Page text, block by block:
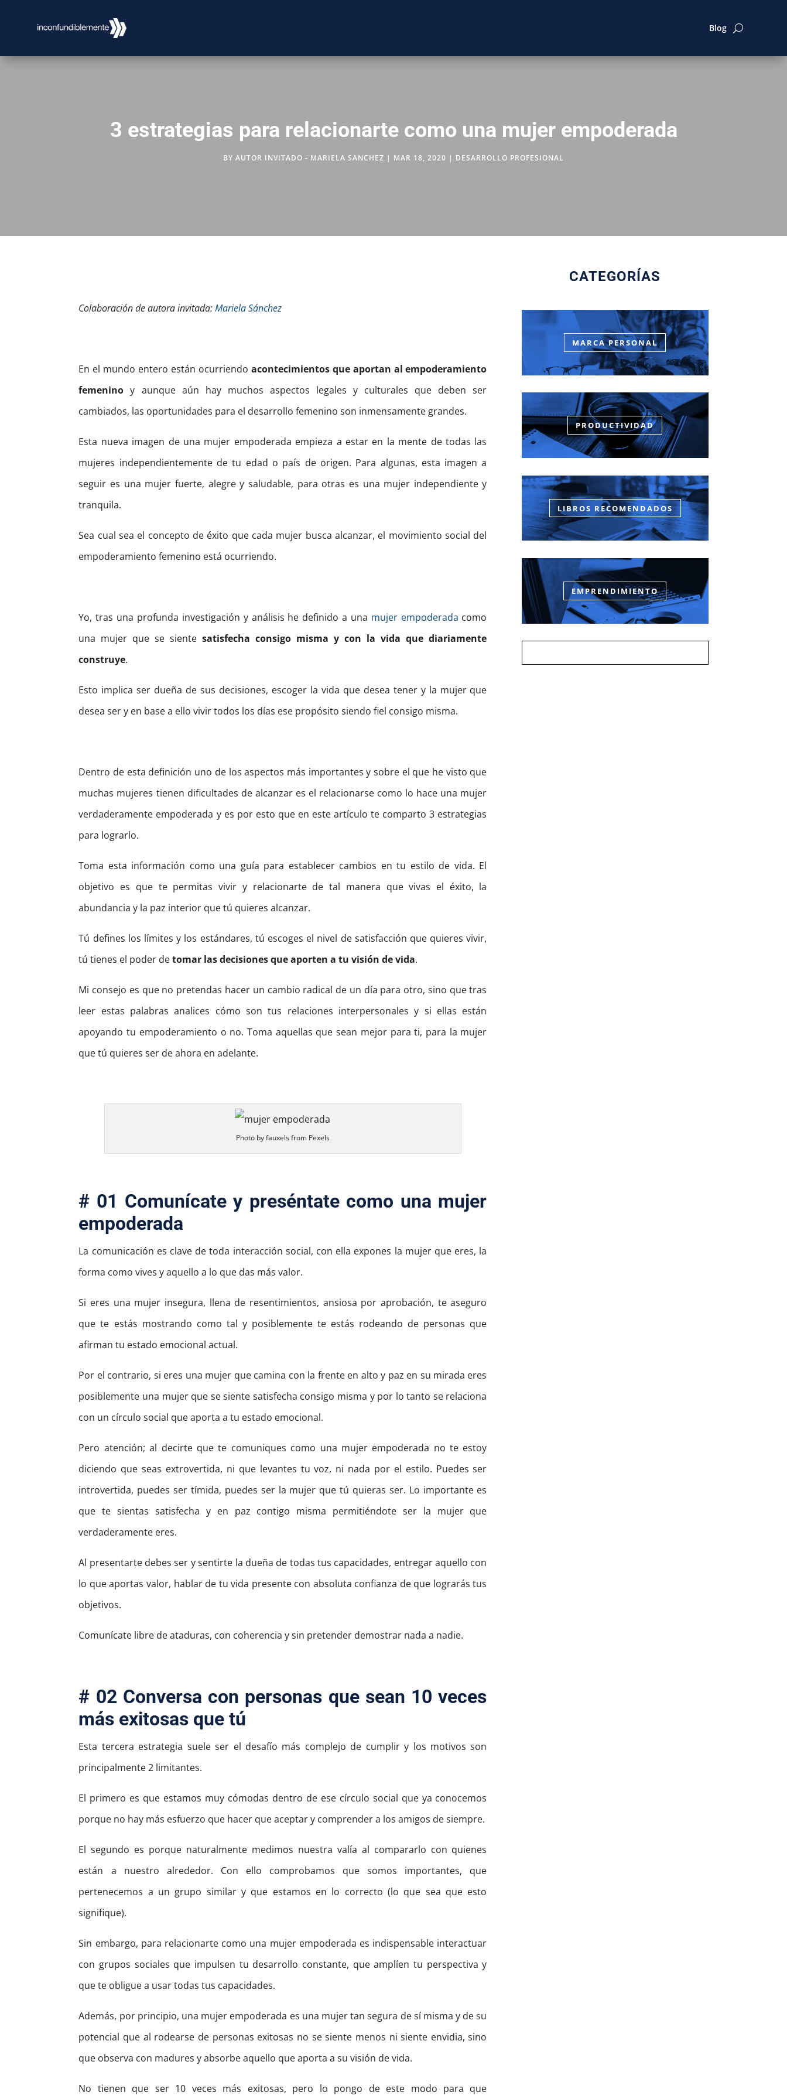
Blog
3 estrategias para relacionarte como una mujer empoderada
BY AUTOR INVITADO - MARIELA SANCHEZ | MAR 18, 2020 | DESARROLLO PROFESIONAL
Colaboración de autora invitada:Mariela Sánchez
En el mundo entero están ocurriendo acontecimientos que aportan al empoderamiento
femenino y aunque aún hay muchos aspectos legales y culturales que deben ser
cambiados, las oportunidades para el desarrollo femenino son inmensamente grandes.
Esta nueva imagen de una mujer empoderada empieza a estar en la mente de todas las
mujeres independientemente de tu edad o país de origen. Para algunas, esta imagen a
seguir es una mujer fuerte, alegre y saludable, para otras es una mujer independiente y
tranquila.
Sea cual sea el concepto de éxito que cada mujer busca alcanzar, el movimiento social del
empoderamiento femenino está ocurriendo.
Yo, tras una profunda investigación y análisis he definido a una mujer empoderada como
una mujer que se sientesatisfecha consigo misma y con la vida que diariamente
construye.
Esto implica ser dueña de sus decisiones, escoger la vida que desea tener y la mujer que
desea ser y en base a ello vivir todos los días ese propósito siendo fiel consigo misma.
Dentro de esta definición uno de los aspectos más importantes y sobre el que he visto que
muchas mujeres tienen dificultades de alcanzar es el relacionarse como lo hace una mujer
verdaderamente empoderada y es por esto que en este artículo te comparto 3 estrategias
para lograrlo.
Toma esta información como una guía para establecer cambios en tu estilo de vida. El
objetivo es que te permitas vivir y relacionarte de tal manera que vivas el éxito, la
abundancia y la paz interior que tú quieres alcanzar.
Tú defines los límites y los estándares, tú escoges el nivel de satisfacción que quieres vivir,
tú tienes el poder detomar las decisiones que aporten a tu visión de vida.
Mi consejo es que no pretendas hacer un cambio radical de un día para otro, sino que tras
leer estas palabras analices cómo son tus relaciones interpersonales y si ellas están
apoyando tu empoderamiento o no. Toma aquellas que sean mejor para ti, para la mujer
que tú quieres ser de ahora en adelante.
Photo by fauxels from Pexels
# 01 Comunícate y preséntate como una mujer
empoderada
La comunicación es clave de toda interacción social, con ella expones la mujer que eres, la
forma como vives y aquello a lo que das más valor.
Si eres una mujer insegura, llena de resentimientos, ansiosa por aprobación, te aseguro
que te estás mostrando como tal y posiblemente te estás rodeando de personas que
afirman tu estado emocional actual.
Por el contrario, si eres una mujer que camina con la frente en alto y paz en su mirada eres
posiblemente una mujer que se siente satisfecha consigo misma y por lo tanto se relaciona
con un círculo social que aporta a tu estado emocional.
Pero atención; al decirte que te comuniques como una mujer empoderada no te estoy
diciendo que seas extrovertida, ni que levantes tu voz, ni nada por el estilo. Puedes ser
introvertida, puedes ser tímida, puedes ser la mujer que tú quieras ser. Lo importante es
que te sientas satisfecha y en paz contigo misma permitiéndote ser la mujer que
verdaderamente eres.
Al presentarte debes ser y sentirte la dueña de todas tus capacidades, entregar aquello con
lo que aportas valor, hablar de tu vida presente con absoluta confianza de que lograrás tus
objetivos.
Comunícate libre de ataduras, con coherencia y sin pretender demostrar nada a nadie.
# 02 Conversa con personas que sean 10 veces
más exitosas que tú
Esta tercera estrategia suele ser el desafío más complejo de cumplir y los motivos son
principalmente 2 limitantes.
El primero es que estamos muy cómodas dentro de ese círculo social que ya conocemos
porque no hay más esfuerzo que hacer que aceptar y comprender a los amigos de siempre.
El segundo es porque naturalmente medimos nuestra valía al compararlo con quienes
están a nuestro alrededor. Con ello comprobamos que somos importantes, que
pertenecemos a un grupo similar y que estamos en lo correcto (lo que sea que esto
signifique).
Sin embargo, para relacionarte como una mujer empoderada es indispensable interactuar
con grupos sociales que impulsen tu desarrollo constante, que amplíen tu perspectiva y
que te obligue a usar todas tus capacidades.
Además, por principio, una mujer empoderada es una mujer tan segura de sí misma y de su
potencial que al rodearse de personas exitosas no se siente menos ni siente envidia, sino
que observa con madures y absorbe aquello que aporta a su visión de vida.
No tienen que ser 10 veces más exitosas, pero lo pongo de este modo para que
CATEGORÍAS
MARCA PERSONAL
PRODUCTIVIDAD
LIBROS RECOMENDADOS
EMPRENDIMIENTO